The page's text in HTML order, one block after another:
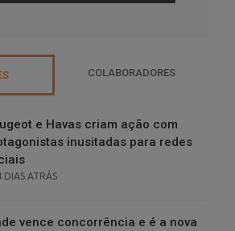
COLABORADORES
e Havas criam ação com
inusitadas para redes
DIAS ATRÁS
vence concorrência e é a nova